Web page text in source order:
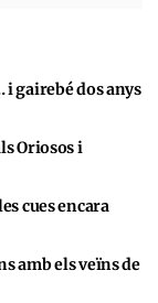
i gairebé dos anys
Oriosos i
cues encara
amb els veïns de